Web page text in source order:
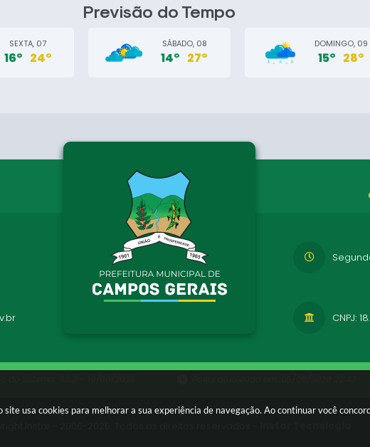
usa cookies para melhorar a sua experiência de navegação. Ao continuar você
Previsão do Tempo
SEXTA, 07
16° 24°
SÁBADO, 08
14° 27°
DOMINGO, 09
15° 28°
CNPJ: